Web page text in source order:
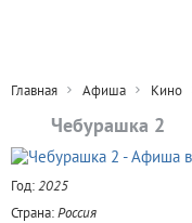
Главная Афиша Кино
Чебурашка 2
Год:2025
Страна:Россия